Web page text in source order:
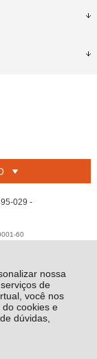
nossa
de
você nos
cookies e
dúvidas,
029 -
60